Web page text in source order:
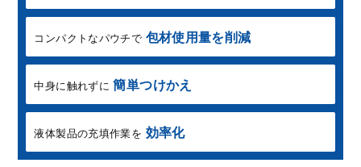
コンパクトなパウチで 包材使用量を削減
中身に触れずに簡単つけかえ
液体製品の充填作業を 効率化